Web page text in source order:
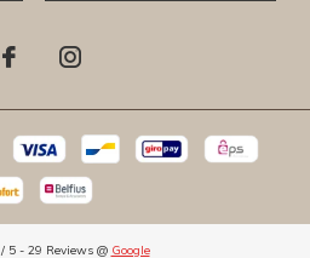
/ 5- 29 Reviews @ Google